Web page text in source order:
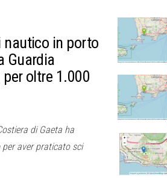
nautico in porto
Guardia
oltre 1.000
di Gaeta ha
aver praticato sci